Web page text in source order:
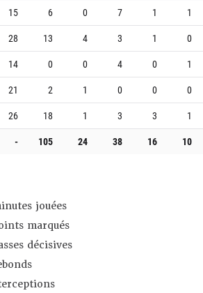
15 6 0 7 1
1
28 13 4 3 1
0
14 0 0 4 0
1
21 2 1 0 0
0
26 18 1 3 3
1
- 105 24 38 16 10
jouées
marqués
décisives